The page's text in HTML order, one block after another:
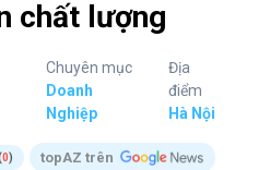
chất lượng
Chuyên mục
Doanh
Nghiệp
Địa
điểm
Hà Nội
0) topAZ trên